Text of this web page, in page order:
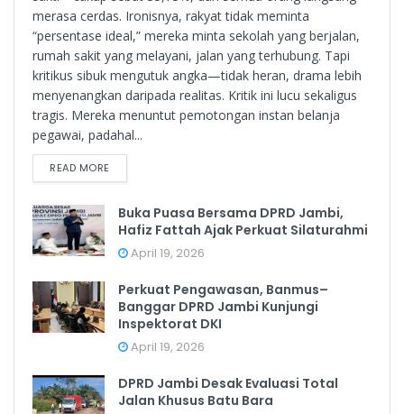
merasa cerdas. Ironisnya, rakyat tidak meminta
“persentase ideal,” mereka minta sekolah yang berjalan,
rumah sakit yang melayani, jalan yang terhubung. Tapi
kritikus sibuk mengutuk angka—tidak heran, drama lebih
menyenangkan daripada realitas. Kritik ini lucu sekaligus
tragis. Mereka menuntut pemotongan instan belanja
pegawai, padahal...
READ MORE
Buka Puasa Bersama DPRD Jambi,
Hafiz Fattah Ajak Perkuat Silaturahmi
April 19, 2026
Perkuat Pengawasan, Banmus–
Banggar DPRD Jambi Kunjungi
Inspektorat DKI
April 19, 2026
DPRD Jambi Desak Evaluasi Total
Jalan Khusus Batu Bara